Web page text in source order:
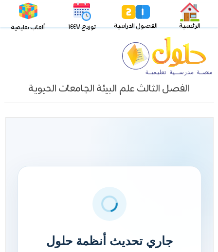
الرئيسية الفصول الدراسية توزيع ١٤٤٧ ألعاب تعليمية
الفصل الثالث علم البيئة الجامعات الحيوية